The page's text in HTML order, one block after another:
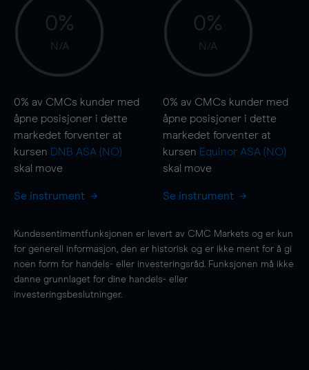
0%
N/A
0% av CMCs kunder med
åpne posisjoner i dette
markedet forventer at
kursen DNB ASA (NO)
skal move
Se instrument
0%
N/A
0% av CMCs kunder med
åpne posisjoner i dette
markedet forventer at
kursen Equinor ASA (NO)
skal move
Se instrument
Kundesentimentfunksjonen er levert av CMC Markets og er kun
for generell informasjon, den er historisk og er ikke ment for å gi
noen form for handels- eller investeringsråd. Funksjonen må ikke
danne grunnlaget for dine handels- eller
investeringsbeslutninger.